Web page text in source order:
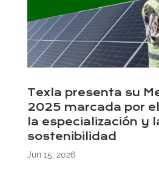
Texla presenta su
2025 marcada por
la especialización y
sostenibilidad
Jun 15, 2026